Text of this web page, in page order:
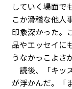
していく場面で
こか滑稽な他人
印象深かった。
品やエッセイに
うなかっこよさ
読後、「キッ
が浮かんだ。「